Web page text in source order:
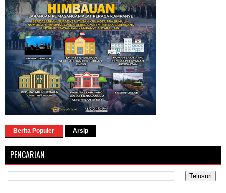
Berita Populer Arsip
PENCARIAN